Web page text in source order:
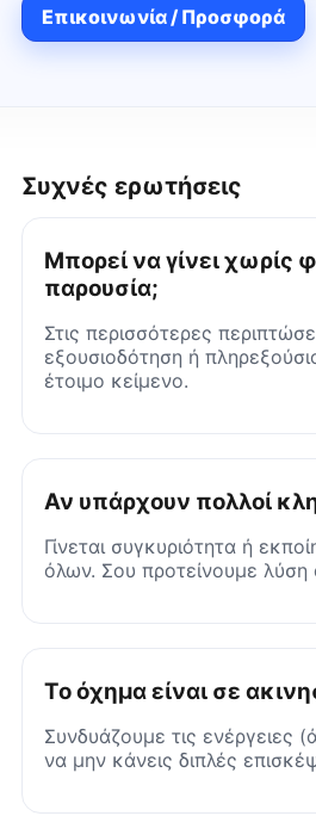
Επικοινωνία / Προσφορά
Συχνές ερωτήσεις
Μπορεί να γίνει χωρίς
παρουσία;
Στις περισσότερες
εξουσιοδότηση ή
έτοιμο κείμενο.
Αν υπάρχουν πολλοί
Γίνεται συγκυριότητα ή
όλων. Σου προτείνουμε λύση
Το όχημα είναι σε
Συνδυάζουμε τις ενέργειες
να μην κάνεις διπλές